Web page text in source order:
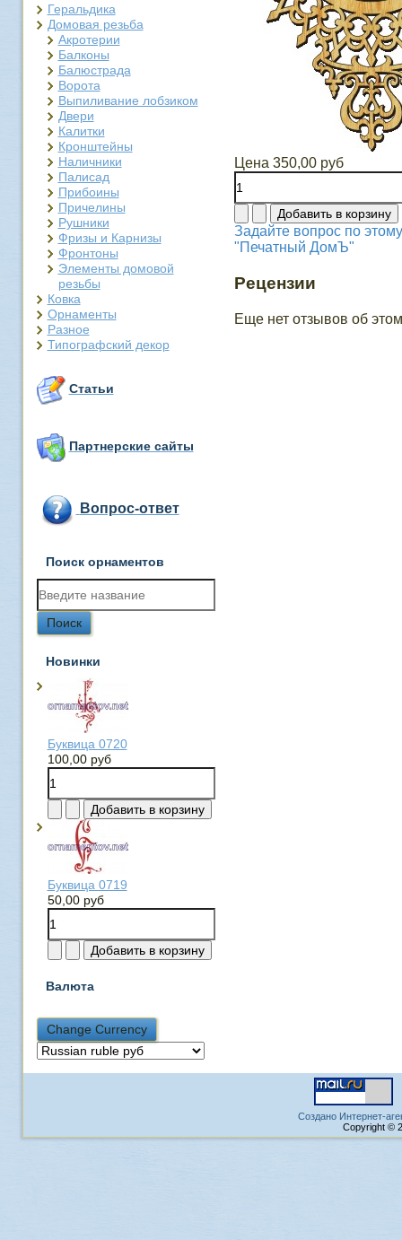
Геральдика
Домовая резьба
Акротерии
Балконы
Балюстрада
Ворота
Выпиливание лобзиком
Двери
Калитки
Кронштейны
Наличники
Палисад
Прибоины
Причелины
Рушники
Фризы и Карнизы
Фронтоны
Элементы домовой
резьбы
Ковка
Орнаменты
Разное
Типографский декор
Статьи
Партнерские сайты
Вопрос-ответ
Поиск орнаментов
Новинки
Буквица 0720
100,00 руб
Буквица 0719
50,00 руб
Валюта
Цена 350,00 руб
Задайте вопрос по
"Печатный ДомЪ"
Рецензии
Еще нет отзывов об
Создано Интернет-
Copyright ©